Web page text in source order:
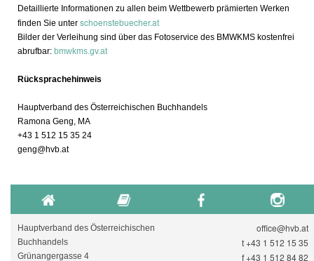
Detaillierte Informationen zu allen beim Wettbewerb prämierten Werken
finden Sie unter schoenstebuecher.at
Bilder der Verleihung sind über das Fotoservice des BMWKMS kostenfrei
abrufbar: bmwkms.gv.at
Rücksprachehinweis
Hauptverband des Österreichischen Buchhandels
Ramona Geng, MA
+43 1 512 15 35 24
geng@hvb.at
Hauptverband des Österreichischen
Buchhandels
Grünangergasse 4
office@hvb.at
t+43 1 512 15 35
f+43 1 512 84 82